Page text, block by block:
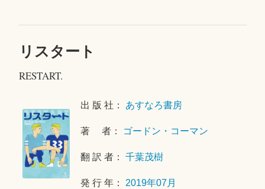
リスタート
RESTART.
出 版 社： あすなろ書房
著 者： ゴードン・コーマン
翻 訳 者：千葉茂樹
発 行 年：2019年07月
2
1
月
日